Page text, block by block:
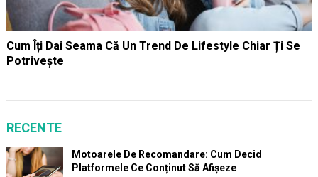
Cum Îți Dai Seama Că Un Trend De Lifestyle Chiar Ți Se
Potrivește
RECENTE
Motoarele De Recomandare: Cum Decid
Platformele Ce Conținut Să Afișeze